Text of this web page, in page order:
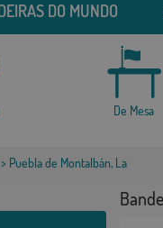
DO MUNDO
De Mesa
Puebla de Montalbán, La